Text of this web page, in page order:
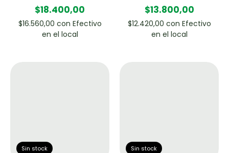
$18.400,00
$16.560,00 con Efectivo
en el local
$13.800,00
$12.420,00 con Efectivo
en el local
Sin stock Sin stock